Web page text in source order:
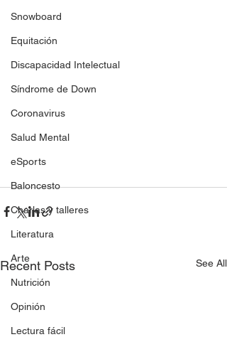
Snowboard
Equitación
Discapacidad Intelectual
Síndrome de Down
Coronavirus
Salud Mental
eSports
Baloncesto
Charlas y talleres
Literatura
Arte
Nutrición
Opinión
Lectura fácil
Recent Posts See All